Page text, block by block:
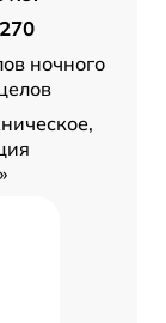
ночного